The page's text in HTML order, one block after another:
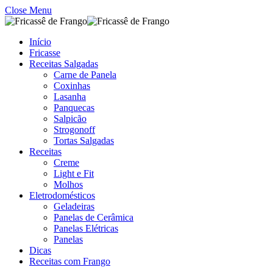
Close Menu
Início
Fricasse
Receitas Salgadas
Carne de Panela
Coxinhas
Lasanha
Panquecas
Salpicão
Strogonoff
Tortas Salgadas
Receitas
Creme
Light e Fit
Molhos
Eletrodomésticos
Geladeiras
Panelas de Cerâmica
Panelas Elétricas
Panelas
Dicas
Receitas com Frango